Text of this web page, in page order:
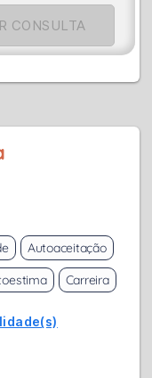
CONSULTA
Autoaceitação
Carreira